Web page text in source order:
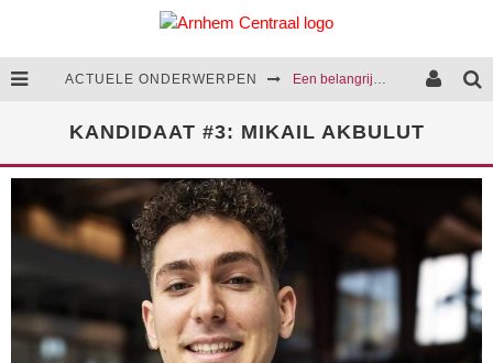
ACTUELE ONDERWERPEN Een belangrijke stap in de aanpak van huiselijk geweld
Cultuurcentrum Arnhem-Zuid komt opnieuw een stap dichterbij
We presenteren het coalitieakkoord van 2026-2030
KANDIDAAT #3: MIKAIL AKBULUT